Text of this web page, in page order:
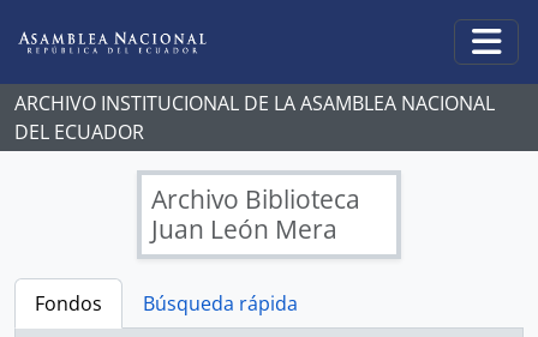
ARCHIVO INSTITUCIONAL DE LA ASAMBLEA NACIONAL
DEL ECUADOR
Archivo Biblioteca
Juan León Mera
Fondos
Búsqueda rápida